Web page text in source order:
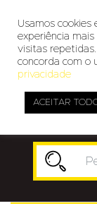
Usamos cookies
experiência
visitas
concorda com o
privacidade
ACEITAR